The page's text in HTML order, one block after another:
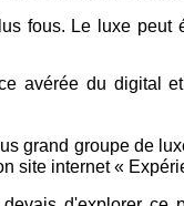
fous. Le luxe peut
avérée du digital
grand groupe de
site internet «